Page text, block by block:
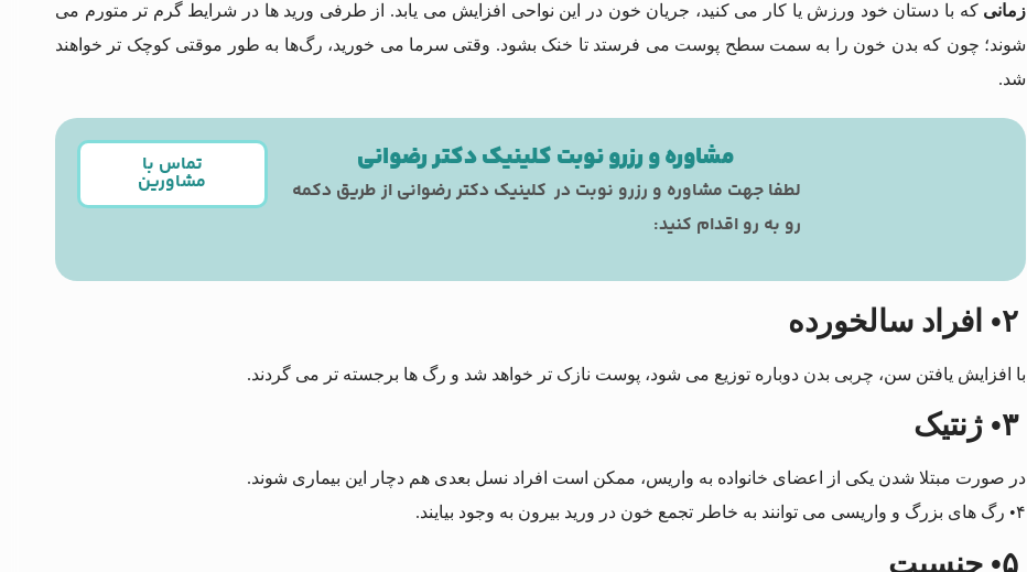
زمانی که با دستان خود ورزش یا کار می کنید، جریان خون در این نواحی افزایش می یابد. از طرفی ورید ها در شرایط گرم تر متورم می
شوند؛ چون که بدن خون را به سمت سطح پوست می فرستد تا خنک بشود. وقتی سرما می‌ خورید، رگ‌ها به‌ طور موقتی کوچک تر خواهند
شد.
مشاوره و رزرو نوبت کلینیک دکتر رضوانی
لطفا جهت مشاوره و رزرو نوبت در کلینیک دکتر رضوانی از طریق دکمه
رو به رو اقدام کنید:
تماس با
مشاورین
با افزایش یافتن سن، چربی بدن دوباره توزیع می‌ شود، پوست نازک‌ تر خواهد شد و رگ‌ ها برجسته‌ تر می گردند.
۳• ژنتیک
در صورت مبتلا شدن یکی از اعضای خانواده به واریس، ممکن است افراد نسل بعدی هم دچار این بیماری شوند.
۴• رگ های بزرگ و واریسی می توانند به خاطر تجمع خون در ورید بیرون به وجود بیایند.